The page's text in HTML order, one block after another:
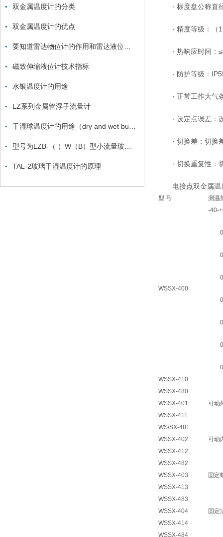
双金属温度计的分类
双金属温度计的优点
磁致伸缩液位计技术指标
水银温度计的用途
LZ系列金属管浮子流量计
TAL-2玻璃干湿温度计的原理
· 标度盘公称直
· 精度等级：（
· 热响应时间：
· 防护等级：
· 正常工作大气
· 设定点误差：设
· 切换差：切换差
· 切换重复性：切
电接点双金属温
型 号 测温
WSSX-400
-40-
0-
0-
0-
0-
0-
0-
0-
WSSX-410
WSSX-480
WSSX-401
可动
WSSX-411
WS/SX-481
WSSX-402
可动
WSSX-412
WSSX-482
WSSX-403
固定
WSSX-413
WSSX-483
WSSX-404
固定
WSSX-414
WSSX-484